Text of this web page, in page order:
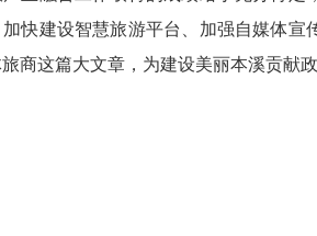
快建设智慧旅游平台、加强自媒体
商这篇大文章，为建设美丽本溪贡献